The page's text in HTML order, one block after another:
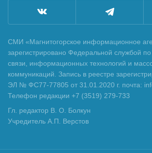
СМИ «Магнитогорское информационное
зарегистрировано Федеральной службой
связи, информационных технологий и
коммуникаций. Запись в реестре
ЭЛ № ФС77-77805 от 31.01.2020 г. почта:
Телефон редакции +7 (3519) 279-733
Гл. редактор В. О. Болкун
Учредитель А.П. Верстов